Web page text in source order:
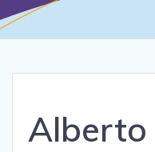
Alberto